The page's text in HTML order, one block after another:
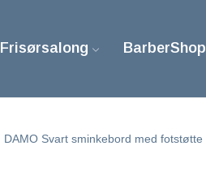
Frisørsalong BarberShop
DAMO Svart sminkebord med fotstøtte